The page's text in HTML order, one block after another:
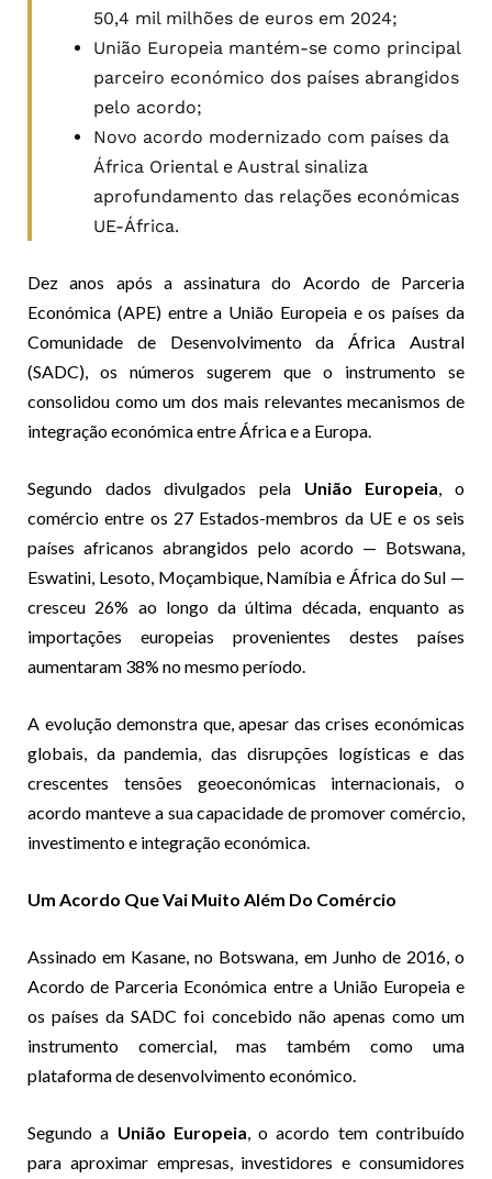
50,4 mil milhões de euros em 2024;
União Europeia mantém-se como principal
parceiro económico dos países abrangidos
pelo acordo;
Novo acordo modernizado com países da
África Oriental e Austral sinaliza
aprofundamento das relações económicas
UE-África.
Dez anos após a assinatura do Acordo de Parceria
Económica (APE) entre a União Europeia e os países da
Comunidade de Desenvolvimento da África Austral
(SADC), os números sugerem que o instrumento se
consolidou como um dos mais relevantes mecanismos de
integração económica entre África e a Europa.
Segundo dados divulgados pela União Europeia, o
comércio entre os 27 Estados-membros da UE e os seis
países africanos abrangidos pelo acordo — Botswana,
Eswatini, Lesoto, Moçambique, Namíbia e África do Sul —
cresceu 26% ao longo da última década, enquanto as
importações europeias provenientes destes países
aumentaram 38% no mesmo período.
A evolução demonstra que, apesar das crises económicas
globais, da pandemia, das disrupções logísticas e das
crescentes tensões geoeconómicas internacionais, o
acordo manteve a sua capacidade de promover comércio,
investimento e integração económica.
Um Acordo Que Vai Muito Além Do Comércio
Assinado em Kasane, no Botswana, em Junho de 2016, o
Acordo de Parceria Económica entre a União Europeia e
os países da SADC foi concebido não apenas como um
instrumento comercial, mas também como uma
plataforma de desenvolvimento económico.
Segundo a União Europeia, o acordo tem contribuído
para aproximar empresas, investidores e consumidores